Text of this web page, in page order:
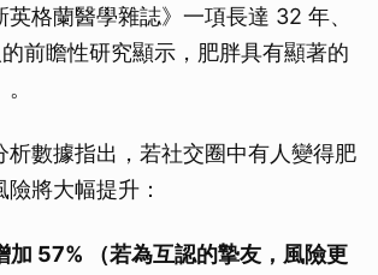
格蘭醫學雜誌》一項長達 32 年、
前瞻性研究顯示，肥胖具有顯著的
析數據指出，若社交圈中有人變得肥
將大幅提升：
加 57% （若為互認的摯友，風險更